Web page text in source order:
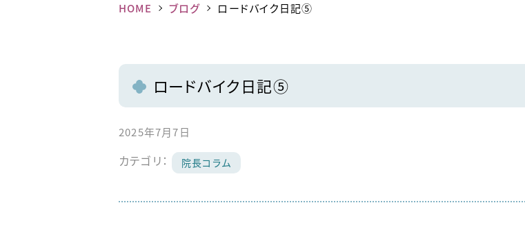
HOME ブログ ロードバイク日記⑤
ロードバイク日記⑤
2025年7月7日
カテゴリ： 院長コラム